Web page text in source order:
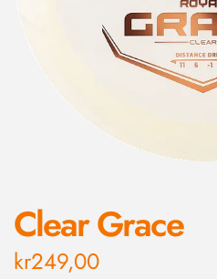
Clear Grace
kr249,00